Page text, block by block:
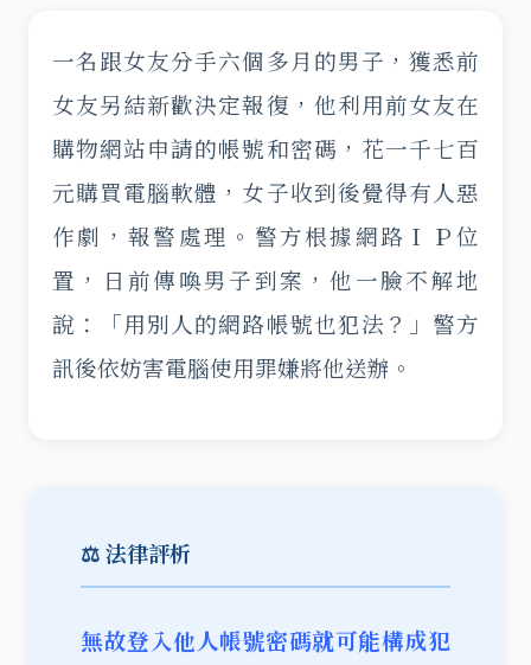
一名跟女友分手六個多月的男子，獲悉前
女友另結新歡決定報復，他利用前女友在
購物網站申請的帳號和密碼，花一千七百
元購買電腦軟體，女子收到後覺得有人惡
作劇，報警處理。警方根據網路ＩＰ位
置，日前傳喚男子到案，他一臉不解地
說：「用別人的網路帳號也犯法？」警方
訊後依妨害電腦使用罪嫌將他送辦。
⚖️ 法律評析
無故登入他人帳號密碼就可能構成犯